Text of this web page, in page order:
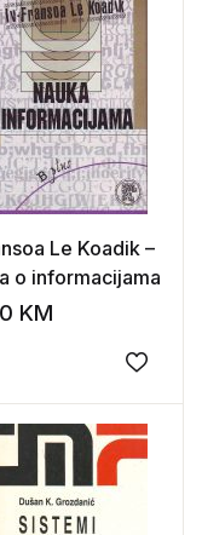
Le Koadik –
o informacijama
KM
Add